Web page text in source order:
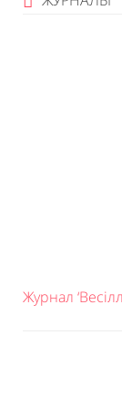
Журнал